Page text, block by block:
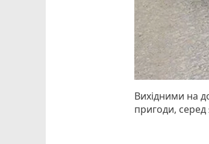
Вихідними на
пригоди, серед